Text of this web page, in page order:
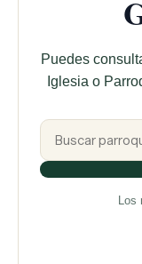
Puedes
Iglesia o
Los